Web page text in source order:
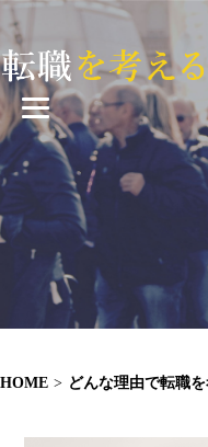
HOME > どんな理由で転職を